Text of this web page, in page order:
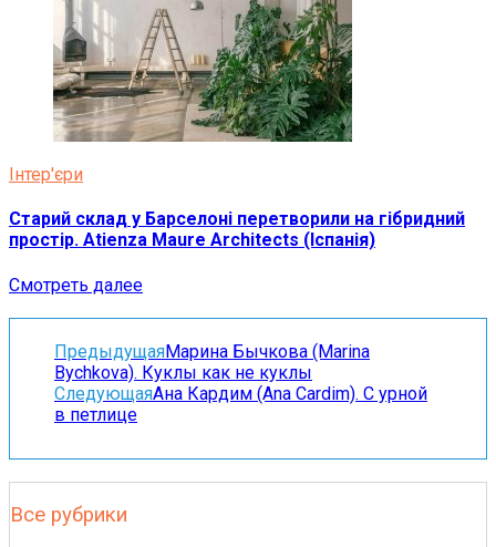
Інтер'єри
Старий склад у Барселоні перетворили на гібридний
простір. Atienza Maure Architects (Іспанія)
Смотреть далее
ПредыдущаяМарина Бычкова (Marina
Bychkova). Куклы как не куклы
СледующаяАна Кардим (Ana Cardim). С урной
в петлице
Все рубрики